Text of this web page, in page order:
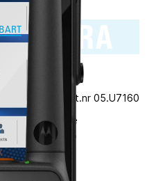
TETRA
Vårt art.nr 05.U7160
smartphone